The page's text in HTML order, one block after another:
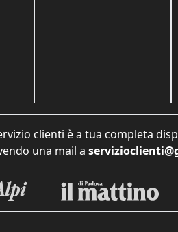
clienti è a tua completa
una mail a